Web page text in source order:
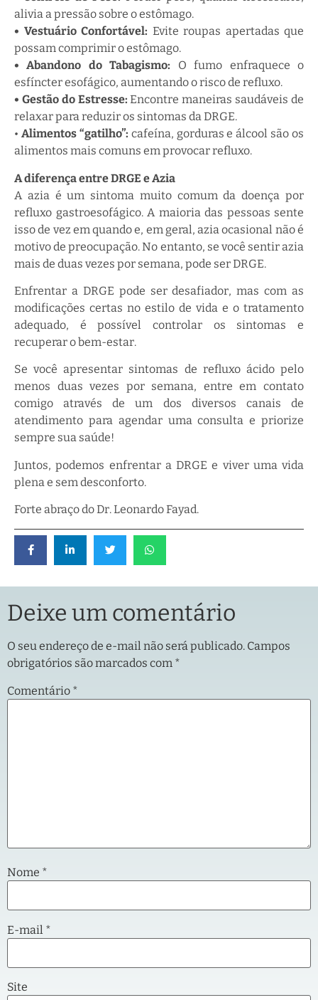
alivia a pressão sobre o estômago.
• Vestuário Confortável: Evite roupas apertadas que
possam comprimir o estômago.
• Abandono do Tabagismo: O fumo enfraquece o
esfíncter esofágico, aumentando o risco de refluxo.
• Gestão do Estresse: Encontre maneiras saudáveis de
relaxar para reduzir os sintomas da DRGE.
• Alimentos “gatilho”: cafeína, gorduras e álcool são os
alimentos mais comuns em provocar refluxo.
A diferença entre DRGE e Azia
A azia é um sintoma muito comum da doença por
refluxo gastroesofágico. A maioria das pessoas sente
isso de vez em quando e, em geral, azia ocasional não é
motivo de preocupação. No entanto, se você sentir azia
mais de duas vezes por semana, pode ser DRGE.
Enfrentar a DRGE pode ser desafiador, mas com as
modificações certas no estilo de vida e o tratamento
adequado, é possível controlar os sintomas e
recuperar o bem-estar.
Se você apresentar sintomas de refluxo ácido pelo
menos duas vezes por semana, entre em contato
comigo através de um dos diversos canais de
atendimento para agendar uma consulta e priorize
sempre sua saúde!
Juntos, podemos enfrentar a DRGE e viver uma vida
plena e sem desconforto.
Forte abraço do Dr. Leonardo Fayad.
Deixe um comentário
O seu endereço de e-mail não será publicado. Campos
obrigatórios são marcados com *
Comentário *
Nome *
E-mail *
Site